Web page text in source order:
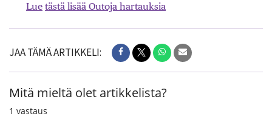
Lue tästä lisää Outoja hartauksia
JAA TÄMÄ ARTIKKELI:
Mitä mieltä olet artikkelista?
1 vastaus